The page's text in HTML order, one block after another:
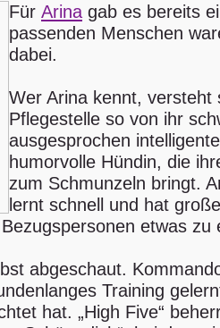
Für Arina gab es bereits
passenden Menschen
dabei.
Wer Arina kennt, versteht
Pflegestelle so von ihr
ausgesprochen
humorvolle Hündin, die
zum Schmunzeln bringt.
lernt schnell und hat
etwas zu
abgeschaut.
Training
hat. „High Five“